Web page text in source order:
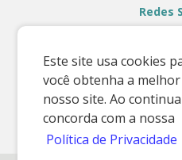
Este site usa cookies
você obtenha a
nosso site. Ao
concorda com a nossa
Política de Privacidade
Redes
E-